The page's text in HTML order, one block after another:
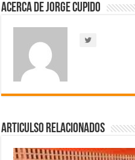
Acerca de Jorge Cupido
Articulso Relacionados